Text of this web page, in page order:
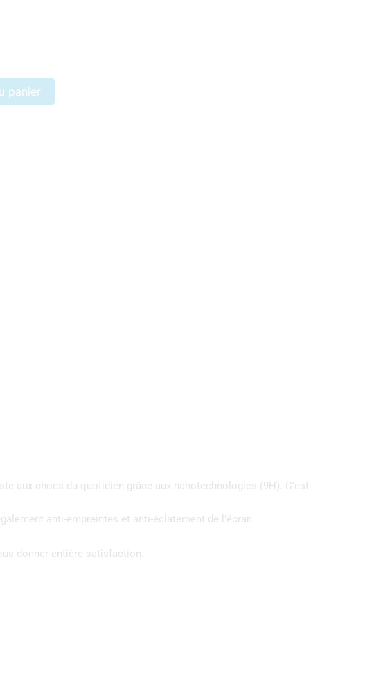
panier
aux chocs du quotidien grâce aux nanotechnologies (9H). C’est
anti-empreintes et anti-éclatement de l’écran.
donner entière satisfaction.